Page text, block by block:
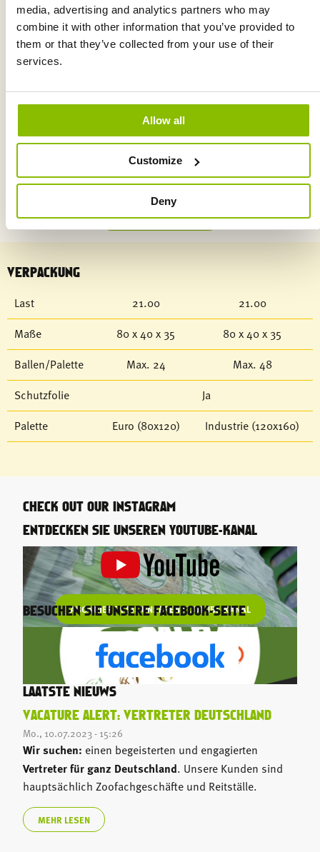
media, advertising and analytics partners who may
combine it with other information that you’ve provided to
them or that they’ve collected from your use of their
services.
Allow all
Customize
Deny
PRODUKTBLATT HERUNTERLADEN
ALLE HERUNTERLADEN
VERPACKUNG
Last 21.00
21.00
Maße
80 x 40 x 35
80 x 40 x 35
Ballen/Palette
Max. 24
Max. 48
Schutzfolie
Ja
Palette
Euro (80x120) Industrie (120x160)
CHECK OUT OUR INSTAGRAM
ENTDECKEN SIE UNSEREN YOUTUBE-KANAL
ABONNIEREN SIE UNSEREN YOUTUBE-KANAL
BESUCHEN SIE UNSERE FACEBOOK-SEITE
LAATSTE NIEUWS
VACATURE ALERT: VERTRETER DEUTSCHLAND
Mo., 10.07.2023 - 15:26
Wir suchen: einen begeisterten und engagierten
Vertreter für ganz Deutschland. Unsere Kunden sind
hauptsächlich Zoofachgeschäfte und Reitställe.
MEHR LESEN